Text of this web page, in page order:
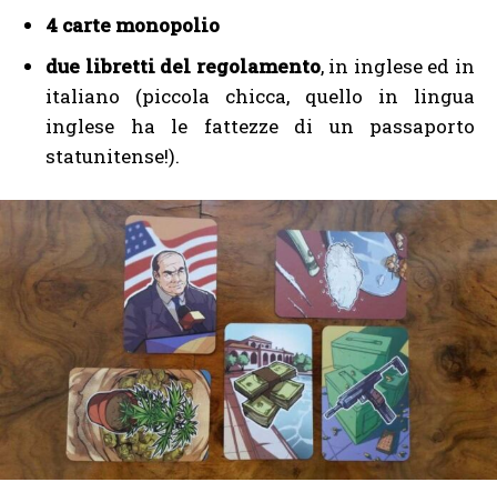
4 carte monopolio
due libretti del regolamento, in inglese ed in
italiano (piccola chicca, quello in lingua
inglese ha le fattezze di un passaporto
statunitense!).